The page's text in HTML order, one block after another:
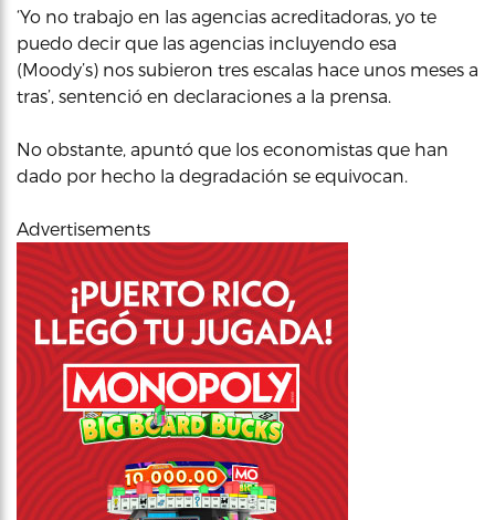
‘Yo no trabajo en las agencias acreditadoras, yo te
puedo decir que las agencias incluyendo esa
(Moody’s) nos subieron tres escalas hace unos meses a
tras’, sentenció en declaraciones a la prensa.
No obstante, apuntó que los economistas que han
dado por hecho la degradación se equivocan.
Advertisements